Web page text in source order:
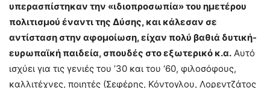
υπερασπίστηκαν την «ιδιοπροσωπία» του ημετέρου
πολιτισμού έναντι της Δύσης, και κάλεσαν σε
αντίσταση στην αφομοίωση, είχαν πολύ βαθιά δυτική-
ευρωπαϊκή παιδεία, σπουδές στο εξωτερικό κ.α. Αυτό
ισχύει για τις γενιές του ’30 και του ‘60, φιλοσόφους,
καλλιτέχνες, ποιητές (Σεφέρης, Κόντογλου, Λορεντζάτος